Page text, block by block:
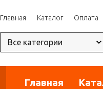
Главная Каталог Оплата
Главная